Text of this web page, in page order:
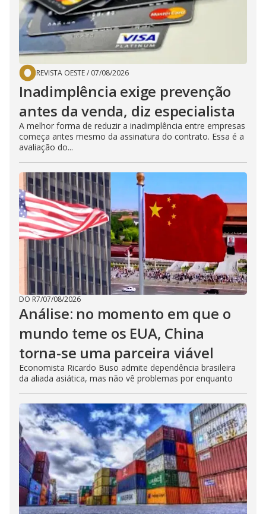
REVISTA OESTE/ 07/08/2026
Inadimplência exige prevenção
antes da venda, diz especialista
A melhor forma de reduzir a inadimplência entre empresas
começa antes mesmo da assinatura do contrato. Essa é a
avaliação do...
DO R7/07/08/2026
Análise: no momento em que o
mundo teme os EUA, China
torna-se uma parceira viável
Economista Ricardo Buso admite dependência brasileira
da aliada asiática, mas não vê problemas por enquanto